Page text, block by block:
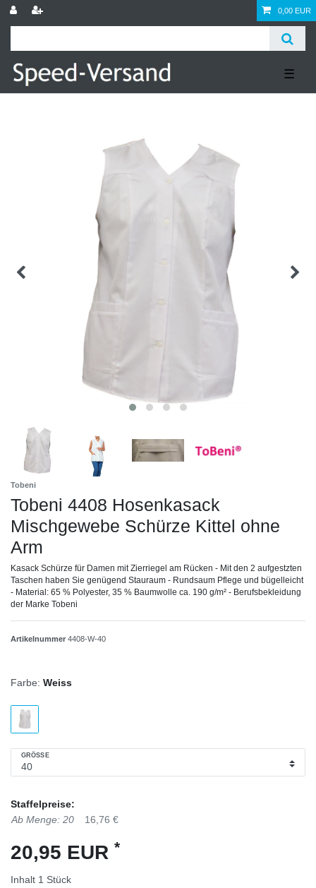
0,00 EUR
☰
Tobeni
Tobeni 4408 Hosenkasack
Mischgewebe Schürze Kittel ohne
Arm
Kasack Schürze für Damen mit Zierriegel am Rücken - Mit den 2 aufgestzten
Taschen haben Sie genügend Stauraum - Rundsaum Pflege und bügelleicht
- Material: 65 % Polyester, 35 % Baumwolle ca. 190 g/m² - Berufsbekleidung
der Marke Tobeni
Artikelnummer 4408-W-40
Farbe: Weiss
GRÖSSE
Staffelpreise:
Ab Menge: 20
16,76 €
20,95 EUR *
Inhalt 1 Stück